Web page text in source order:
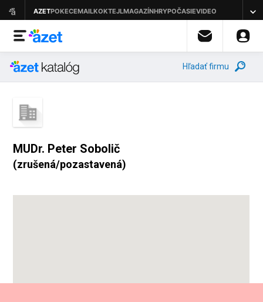
Hľadať firmu
MUDr. Peter Sobolič
(zrušená/pozastavená)